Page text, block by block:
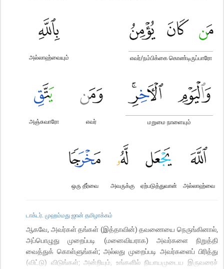
எவர்/நம்பிக்கை கொண்டிருப்பாரோ
அல்லாஹ்வையும்
மறுமை நாளையும்
எவர்
அஞ்சுவாரோ
அல்லாஹ்வை
ஏற்படுத்துவான்
அவருக்கு
ஒரு தீர்வை
டாக்டர். முஹம்மது ஜான் தமிழாக்கம்
ஆகவே, அவர்கள் தங்கள் (இத்தாவின்) தவணையை நெருங்கினால்,
அப்பொழுது முறைப்படி (மனைவியராக) அவர்களை நிறுத்தி
வைத்துக் கொள்ளுங்கள்; அல்லது முறைப்படி அவர்களைப் பிரித்து
(விட்டு) விடுங்கள்; அன்றியும், உங்களில் நியாயமுடைய இருவரைச்